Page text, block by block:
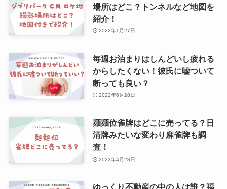
場所はどこ？トンネルなど地図を
紹介！
2022年1月27日
毎週お泊まりはしんどいし疲れる
からしたくない！彼氏に嘘ついて
断っても良い？
2022年6月28日
麺麺位雀牌はどこに売ってる？日
清牌みたいな変わり麻雀牌も調
査！
2022年4月28日
ゆっくり不動産の中の人は誰？福